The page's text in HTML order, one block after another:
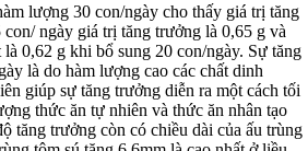
lượng 30 con/ngày cho thấy giá trị tăng
ngày giá trị tăng trưởng là 0,65 g và
0,62 g khi bổ sung 20 con/ngày. Sự tăng
là do hàm lượng cao các chất dinh
giúp sự tăng trưởng diễn ra một cách tối
thức ăn tự nhiên và thức ăn nhân tạo
tăng trưởng còn có chiều dài của ấu trùng